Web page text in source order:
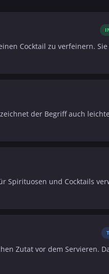
Cocktail zu verfeinern.
der Begriff auch
Spirituosen und Cocktails
Zutat vor dem Servieren.